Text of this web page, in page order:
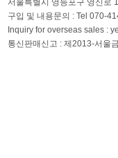
서울특별시 영등포구 영신로
구입 및 내용문의 : Tel 070-
Inquiry for overseas sales :
통신판매신고 : 제2013-서울